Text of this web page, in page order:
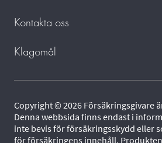
Kontakta oss
Klagomål
Copyright © 2026 Försäkringsgivare
Denna webbsida finns endast i
inte bevis för försäkringsskydd eller
för försäkringens innehåll.